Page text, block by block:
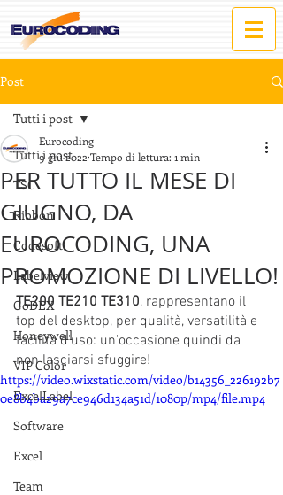
Post
Tutti i post
TSC
Ribbon
Codesoft
Labelview
GoDEX
Honeywell
VIP Color
ExcelLabel
Software
Excel
Team
Tutti i post
PER TUTTO IL MESE DI
GIUGNO, DA
EUROCODING, UNA
PROMOZIONE DI LIVELLO!
Eurocoding
9 giu 2022 Tempo di lettura: 1 min
TE200 TE210 TE310, rappresentano il
top del desktop, per qualità, versatilità e
facilità d'uso: un'occasione quindi da
non lasciarsi sfuggire!
https://video.wixstatic.com/video/b14356_226192b7
0e8b4ba29a7ce946d134a51d/1080p/mp4/file.mp4